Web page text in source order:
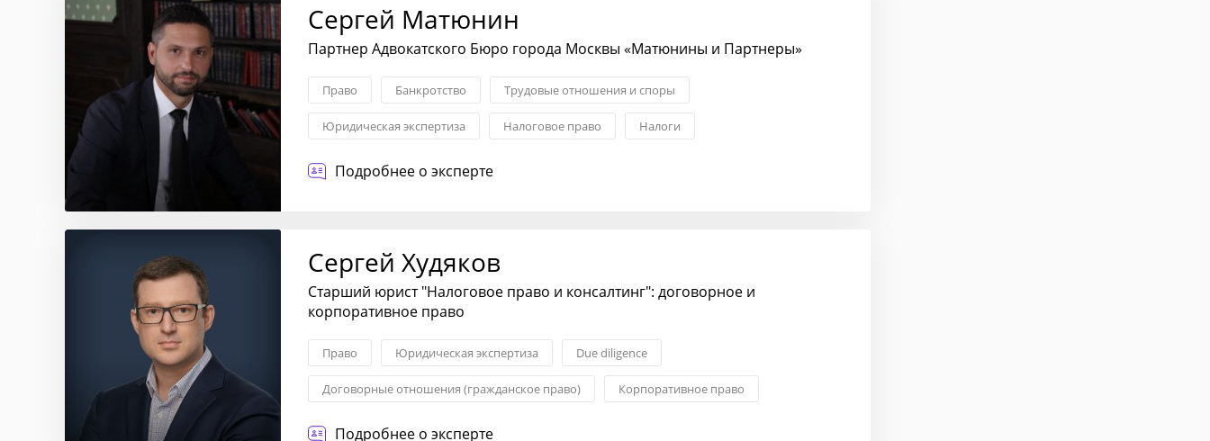
Сергей Матюнин
Партнер Адвокатского Бюро города Москвы «Матюнины и Партнеры»
Право Банкротство Трудовые отношения и споры
Юридическая экспертиза Налоговое право Налоги
Налоговое планирование
Подробнее о эксперте
Сергей Худяков
Старший юрист "Налоговое право и консалтинг": договорное и
корпоративное право
Право Юридическая экспертиза Due diligence
Договорные отношения (гражданское право) Корпоративное право
Регистрация и ликвидация
Подробнее о эксперте